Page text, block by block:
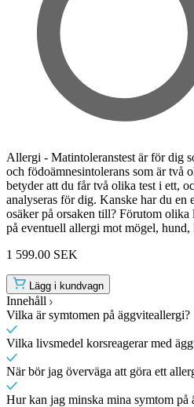
Allergi - Matintoleranstest är för dig
och födoämnesintolerans som är två
betyder att du får två olika test i ett,
analyseras för dig. Kanske har du en
osäker på orsaken till? Förutom
på eventuell allergi mot mögel, hund,
1 599.00 SEK
Lägg i kundvagn
Innehåll
Vilka är symtomen på äggviteallergi?
Vilka livsmedel korsreagerar med
När bör jag överväga att göra ett
Hur kan jag minska mina symtom på